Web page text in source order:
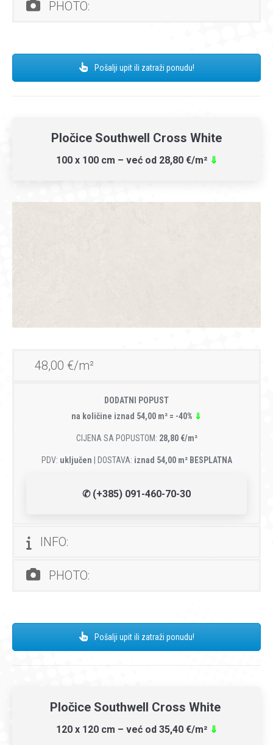
PHOTO:
Pošalji upit ili zatraži ponudu!
Pločice Southwell Cross White
100 x 100 cm – već od 28,80 €/m² ⇓
48,00 €/m²
DODATNI POPUST
na količine iznad 54,00 m² = -40% ⇓
CIJENA SA POPUSTOM: 28,80 €/m²
PDV: uključen | DOSTAVA: iznad 54,00 m² BESPLATNA
✆ (+385) 091-460-70-30
INFO:
PHOTO:
Pošalji upit ili zatraži ponudu!
Pločice Southwell Cross White
120 x 120 cm – već od 35,40 €/m² ⇓